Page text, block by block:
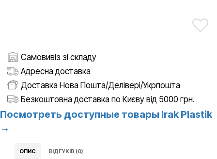
Самовивіз зі складу
Адресна доставка
Доставка Нова Пошта/Делівері/Укрпошта
Безкоштовна доставка по Києву від 5000 грн.
Посмотреть доступные товары Irak Plastik
→
ОПИС ВІДГУКІВ (0)